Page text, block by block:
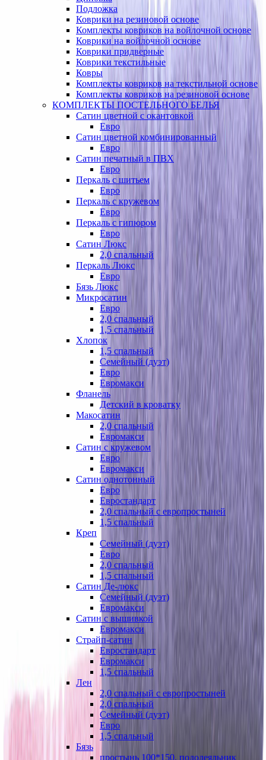
Подложка
Коврики на резиновой основе
Комплекты ковриков на войлочной основе
Коврики на войлочной основе
Коврики придверные
Коврики текстильные
Ковры
Комплекты ковриков на текстильной основе
Комплекты ковриков на резиновой основе
КОМПЛЕКТЫ ПОСТЕЛЬНОГО БЕЛЬЯ
Сатин цветной с окантовкой
Евро
Сатин цветной комбинированный
Евро
Сатин печатный в ПВХ
Евро
Перкаль с шитьем
Евро
Перкаль с кружевом
Евро
Перкаль с гипюром
Евро
Сатин Люкс
2,0 спальный
Перкаль Люкс
Евро
Бязь Люкс
Микросатин
Евро
2,0 спальный
1,5 спальный
Хлопок
1,5 спальный
Семейный (дуэт)
Евро
Евромакси
Фланель
Детский в кроватку
Макосатин
2,0 спальный
Евромакси
Сатин с кружевом
Евро
Евромакси
Сатин однотонный
Евро
Евростандарт
2,0 спальный с европростыней
1,5 спальный
Креп
Семейный (дуэт)
Евро
2,0 спальный
1,5 спальный
Сатин Де-люкс
Семейный (дуэт)
Евромакси
Сатин с вышивкой
Евромакси
Страйп-сатин
Евростандарт
Евромакси
1,5 спальный
Лен
2,0 спальный с европростыней
2,0 спальный
Семейный (дуэт)
Евро
1,5 спальный
Бязь
простынь 100*150, пододеяльник